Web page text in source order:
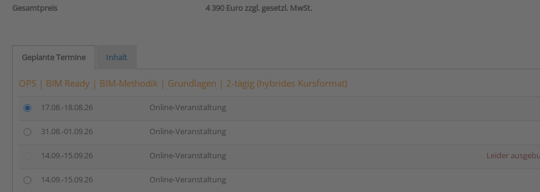
Gesamtpreis
4 390 Euro zzgl. gesetzl. MwSt.
Geplante Termine Inhalt
OPS | BIM Ready | BIM-Methodik | Grundlagen | 2-tägig (hybrides Kursformat)
17.08.-18.08.26 Online-Veranstaltung
31.08.-01.09.26 Online-Veranstaltung
14.09.-15.09.26 Online-Veranstaltung Leider
14.09.-15.09.26 Online-Veranstaltung